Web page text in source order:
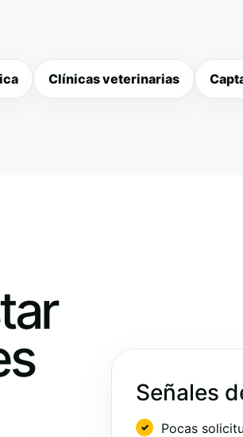
Clínicas veterinarias
Señales
Pocas